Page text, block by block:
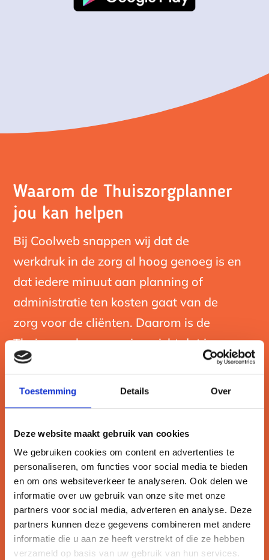
Toestemming Details Over
Deze website maakt gebruik van cookies
We gebruiken cookies om content en advertenties te
personaliseren, om functies voor social media te bieden
en om ons websiteverkeer te analyseren. Ook delen we
informatie over uw gebruik van onze site met onze
partners voor social media, adverteren en analyse. Deze
partners kunnen deze gegevens combineren met andere
informatie die u aan ze heeft verstrekt of die ze hebben
verzameld op basis van uw gebruik van hun services.
Waarom de Thuiszorgplanner
jou kan helpen
Bij Coolweb snappen wij dat de
werkdruk in de zorg al hoog genoeg is en
dat iedere minuut aan planning of
administratie ten kosten gaat van de
zorg voor de cliënten. Daarom is de
Thuiszorgplanner zo ingericht dat je zo
efficiënt mogelijk te werk kunt gaan.
Onze kernwaarden:
 Efficiënt
 Innovatief
 Gemakkelijk